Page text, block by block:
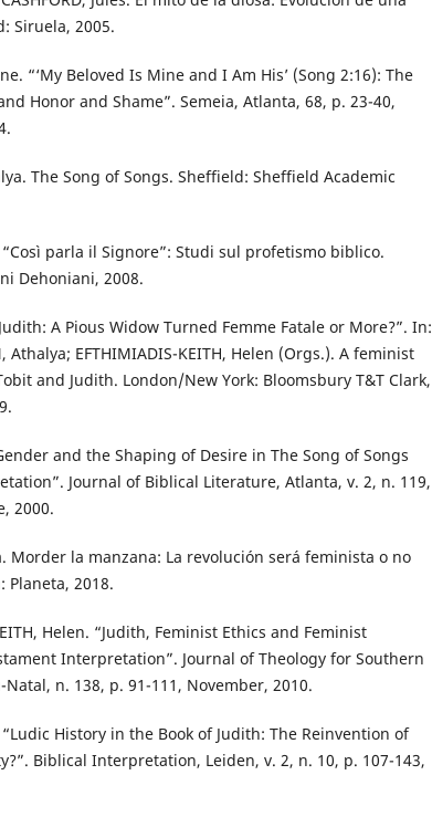
Siruela, 2005.
“‘My Beloved Is Mine and I Am His’ (Song 2:16): The
Honor and Shame”. Semeia, Atlanta, 68, p. 23-40,
The Song of Songs. Sheffield: Sheffield Academic
“Così parla il Signore”: Studi sul profetismo biblico.
Dehoniani, 2008.
A Pious Widow Turned Femme Fatale or More?”. In:
Athalya; EFTHIMIADIS-KEITH, Helen (Orgs.). A feminist
and Judith. London/New York: Bloomsbury T&T Clark,
and the Shaping of Desire in The Song of Songs
Journal of Biblical Literature, Atlanta, v. 2, n. 119,
2000.
Morder la manzana: La revolución será feminista o no
Planeta, 2018.
Helen. “Judith, Feminist Ethics and Feminist
Interpretation”. Journal of Theology for Southern
n. 138, p. 91-111, November, 2010.
“Ludic History in the Book of Judith: The Reinvention of
Biblical Interpretation, Leiden, v. 2, n. 10, p. 107-143,